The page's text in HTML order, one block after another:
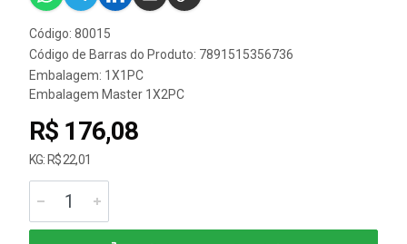
Código: 80015
Código de Barras do Produto: 7891515356736
Embalagem: 1X1PC
Embalagem Master 1X2PC
R$ 176,08
KG: R$ 22,01